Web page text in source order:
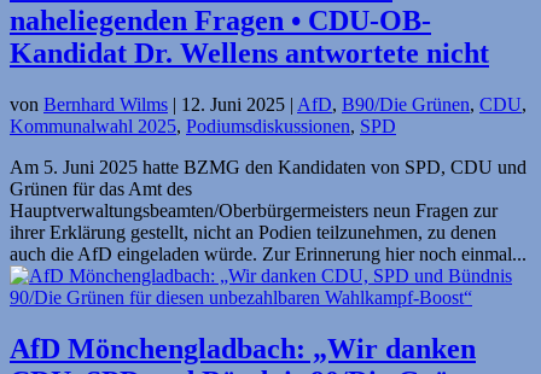
naheliegenden Fragen • CDU-OB-
Kandidat Dr. Wellens antwortete nicht
von Bernhard Wilms | 12. Juni 2025 | AfD, B90/Die Grünen, CDU,
Kommunalwahl 2025, Podiumsdiskussionen, SPD
Am 5. Juni 2025 hatte BZMG den Kandidaten von SPD, CDU und
Grünen für das Amt des
Hauptverwaltungsbeamten/Oberbürgermeisters neun Fragen zur
ihrer Erklärung gestellt, nicht an Podien teilzunehmen, zu denen
auch die AfD eingeladen würde. Zur Erinnerung hier noch einmal...
AfD Mönchengladbach: „Wir danken